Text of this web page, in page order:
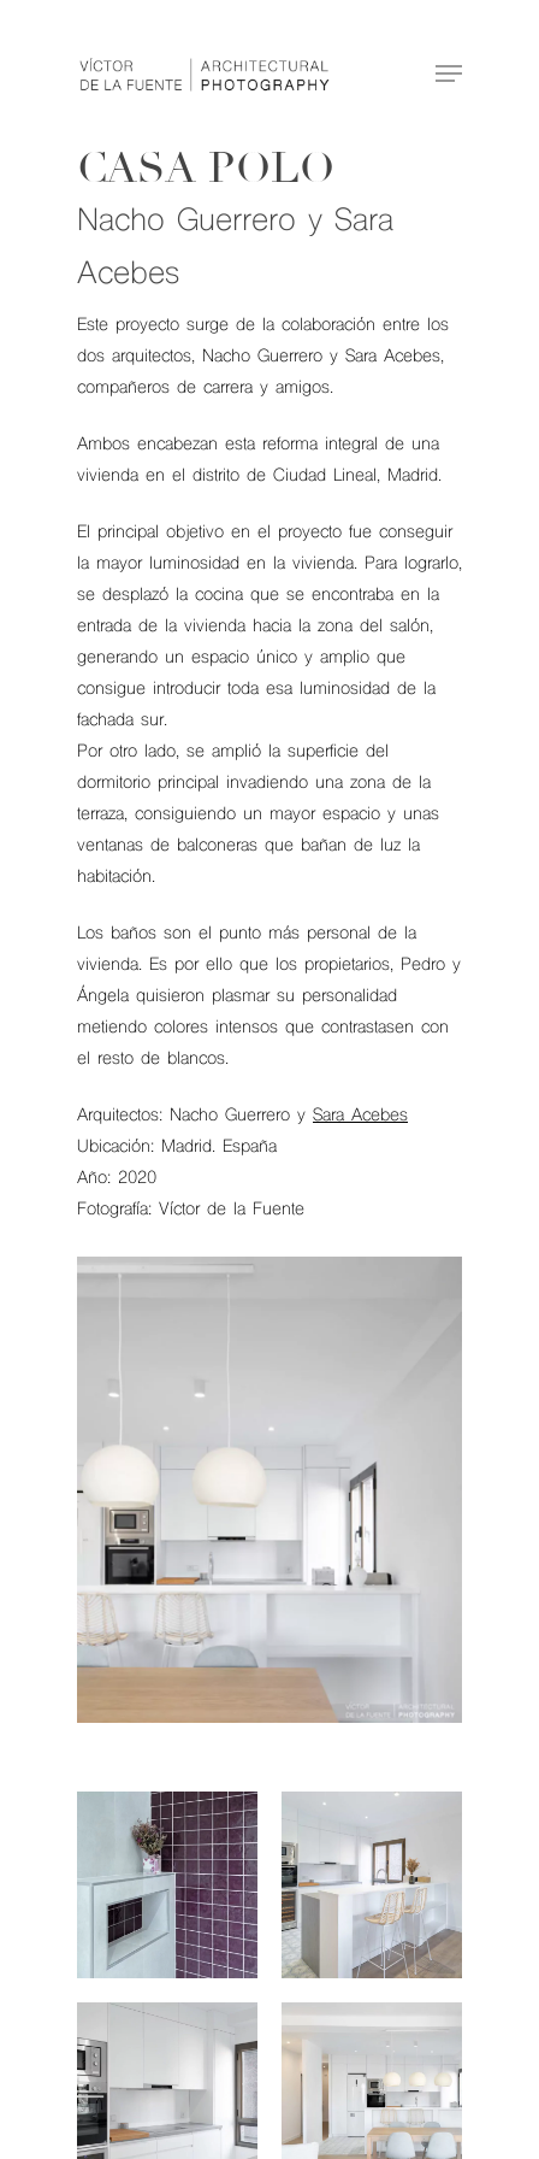
Hit enter to search or ESC to close
CASA POLO
Nacho Guerrero y Sara
Acebes
Este proyecto surge de la colaboración entre los
dos arquitectos, Nacho Guerrero y Sara Acebes,
compañeros de carrera y amigos.
Ambos encabezan esta reforma integral de una
vivienda en el distrito de Ciudad Lineal, Madrid.
El principal objetivo en el proyecto fue conseguir
la mayor luminosidad en la vivienda. Para lograrlo,
se desplazó la cocina que se encontraba en la
entrada de la vivienda hacia la zona del salón,
generando un espacio único y amplio que
consigue introducir toda esa luminosidad de la
fachada sur.
Por otro lado, se amplió la superficie del
dormitorio principal invadiendo una zona de la
terraza, consiguiendo un mayor espacio y unas
ventanas de balconeras que bañan de luz la
habitación.
Los baños son el punto más personal de la
vivienda. Es por ello que los propietarios, Pedro y
Ángela quisieron plasmar su personalidad
metiendo colores intensos que contrastasen con
el resto de blancos.
Arquitectos: Nacho Guerrero y Sara Acebes
Ubicación: Madrid. España
Año: 2020
Fotografía: Víctor de la Fuente